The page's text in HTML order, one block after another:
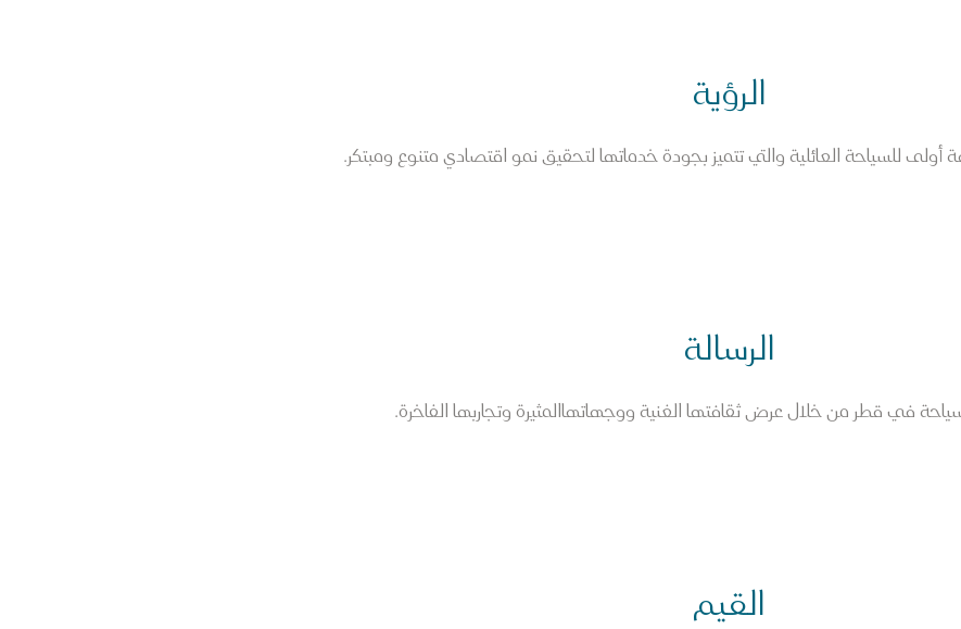
الرؤية
أولى للسياحة العائلية والتي تتميز بجودة خدماتها لتحقيق نمو اقتصادي متنوع ومبتكر.
الرسالة
في قطر من خلال عرض ثقافتها الغنية ووجهاتهاالمثيرة وتجاربها الفاخرة.
القيم